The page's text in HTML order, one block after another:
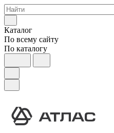
Каталог
По всему сайту
По каталогу